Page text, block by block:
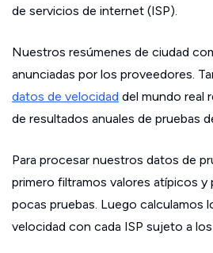
de servicios de internet (ISP).
Nuestros resúmenes de ciudad
anunciadas por los proveedores.
datos de velocidad del mundo real
de resultados anuales de pruebas
Para procesar nuestros datos de
primero filtramos valores atípicos
pocas pruebas. Luego calculamos
velocidad con cada ISP sujeto a